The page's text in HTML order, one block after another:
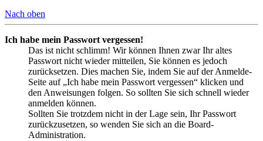
Nach oben
Ich habe mein Passwort vergessen!
Das ist nicht schlimm! Wir können Ihnen zwar Ihr altes
Passwort nicht wieder mitteilen, Sie können es jedoch
zurücksetzen. Dies machen Sie, indem Sie auf der Anmelde-
Seite auf „Ich habe mein Passwort vergessen“ klicken und
den Anweisungen folgen. So sollten Sie sich schnell wieder
anmelden können.
Sollten Sie trotzdem nicht in der Lage sein, Ihr Passwort
zurückzusetzen, so wenden Sie sich an die Board-
Administration.